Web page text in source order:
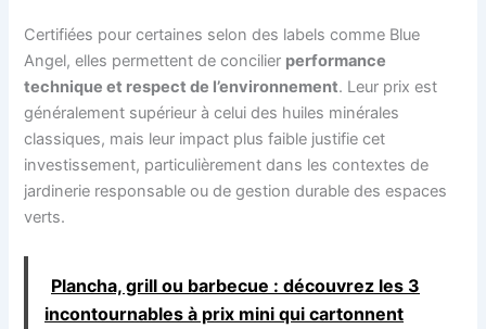
Certifiées pour certaines selon des labels comme Blue
Angel, elles permettent de concilier performance
technique et respect de l’environnement. Leur prix est
généralement supérieur à celui des huiles minérales
classiques, mais leur impact plus faible justifie cet
investissement, particulièrement dans les contextes de
jardinerie responsable ou de gestion durable des espaces
verts.
Plancha, grill ou barbecue : découvrez les 3
incontournables à prix mini qui cartonnent